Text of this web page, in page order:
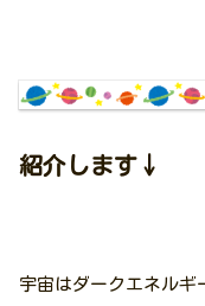
紹介します↓
宇宙はダークエネルギ